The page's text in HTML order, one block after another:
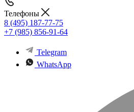
Телефоны
8 (495) 187-77-75
+7 (985) 856-91-64
Telegram
WhatsApp